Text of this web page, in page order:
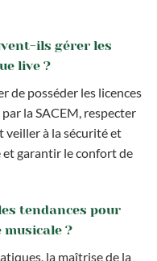
ils gérer les
live ?
de posséder les licences
la SACEM, respecter
veiller à la sécurité et
et garantir le confort de
tendances pour
?
la maîtrise de la